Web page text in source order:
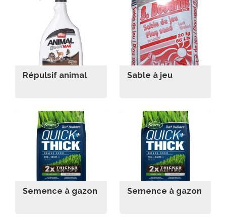
Répulsif animal Sable à jeu
Semence à gazon Semence à gazon